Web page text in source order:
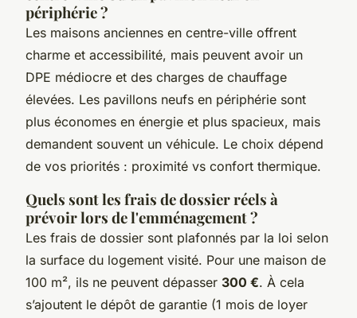
périphérie ?
Les maisons anciennes en centre-ville offrent
charme et accessibilité, mais peuvent avoir un
DPE médiocre et des charges de chauffage
élevées. Les pavillons neufs en périphérie sont
plus économes en énergie et plus spacieux, mais
demandent souvent un véhicule. Le choix dépend
de vos priorités : proximité vs confort thermique.
Quels sont les frais de dossier réels à
prévoir lors de l'emménagement ?
Les frais de dossier sont plafonnés par la loi selon
la surface du logement visité. Pour une maison de
100 m², ils ne peuvent dépasser 300 €. À cela
s’ajoutent le dépôt de garantie (1 mois de loyer